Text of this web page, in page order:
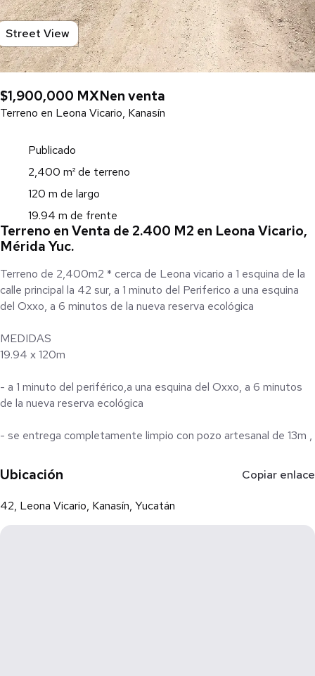
Street View
$1,900,000 MXNen venta
Terreno en Leona Vicario, Kanasín
Publicado
2,400 m² de terreno
120 m de largo
19.94 m de frente
Terreno en Venta de 2.400 M2 en Leona Vicario,
Mérida Yuc.
Terreno de 2,400m2 * cerca de Leona vicario a 1 esquina de la
calle principal la 42 sur, a 1 minuto del Periferico a una esquina
del Oxxo, a 6 minutos de la nueva reserva ecológica
MEDIDAS
19.94 x 120m
- a 1 minuto del periférico,a una esquina del Oxxo, a 6 minutos
de la nueva reserva ecológica
- se entrega completamente limpio con pozo artesanal de 13m ,
- El poste de luz está en frente del terreno,,puede bajar su luz
sin problemas...**Es propiedad**
Ubicación Copiar enlace
42, Leona Vicario, Kanasín, Yucatán